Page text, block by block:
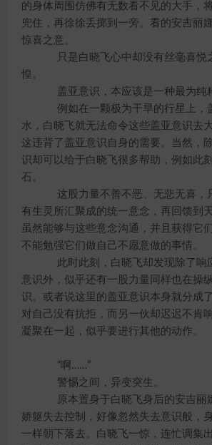
的身体周围仿佛有无数看不见的大手，
兜住，再徐徐丢掷到一旁。看的安吉丽
惊喜之意。
只是白晓飞心中却没有丝毫喜悦
惶。
盖亚意识，本应该是一种最为纯
例如在一颗极为干旱的行星上，
水，白晓飞就无法命令这些盖亚意识去
这违背了盖亚意识自身的需要。当然，
识却可以给于白晓飞很多帮助，例如此
石。
这股力量不善不恶、无悲无喜，
有生灵所汇聚成的统一意念，再回馈到
虽然能够与这些意念沟通，并且获得它
不能勉强它们做自己不愿意做的事情。
此时此刻，白晓飞却发现除了响
意识外，似乎还有一股力量同样也在操
识。或者说这里的盖亚意识本身就分成
对自己没有抗拒，而另一伙却迟迟不肯
凝聚在一起，似乎要进行其他的动作。
“啊……”
警惕之间，异变突生。
原本置身于白晓飞身后的安吉丽
娇躯失去控制，好像忽然失去意识般，
一样朝下落去。白晓飞一惊，连忙调集